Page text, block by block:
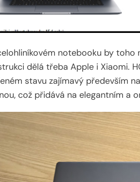
notebooku by
dělá třeba Apple i Xiaomi.
stavu zajímavý především
což přidává na elegantním a